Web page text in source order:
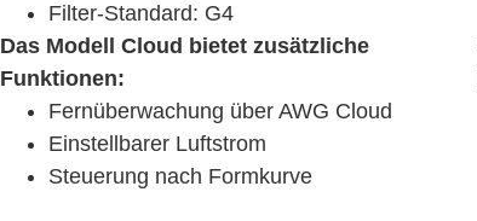
Filter-Standard: G4
Das Modell Cloud bietet zusätzliche
Funktionen:
Fernüberwachung über AWG Cloud
Einstellbarer Luftstrom
Steuerung nach Formkurve